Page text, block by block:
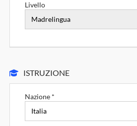
Livello
ISTRUZIONE
Nazione *